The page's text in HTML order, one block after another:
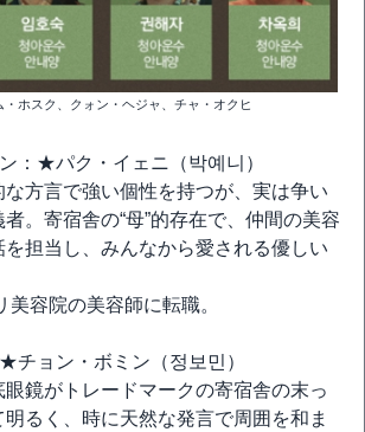
ホスク、クォン・ヘジャ、チャ・オクヒ
：★パク・イェニ（박예니）
方言で強い個性を持つが、実は争い
。寄宿舎の“母”的存在で、仲間の美容
担当し、みんなから愛される優しい
容院の美容師に転職。
チョン・ボミン（정보민）
鏡がトレードマークの寄宿舎の末っ
るく、時に天然な発言で周囲を和ま